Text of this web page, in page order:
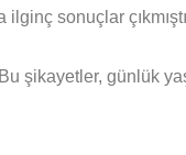
sonuçlar
şikayetler, günlük